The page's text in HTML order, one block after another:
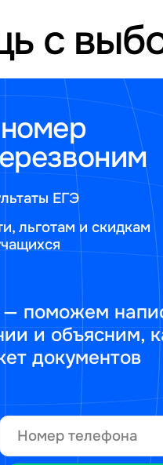
с
ЕГЭ
льготам и скидкам
— поможем
и объясним,
документов